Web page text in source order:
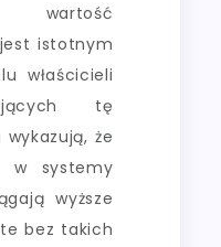
istotnym
właścicieli
tę
że
w systemy
wyższe
bez takich